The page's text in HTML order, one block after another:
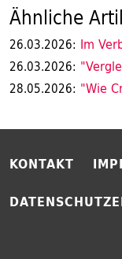
Ähnliche
26.03.2026: Im
26.03.2026:
28.05.2026: "Wie
KONTAKT